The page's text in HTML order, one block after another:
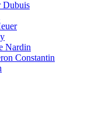
Dubuis
Nardin
Constantin